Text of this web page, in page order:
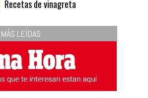
respeta las proporciones.
Recetas de vinagreta
MÁS LEÍDAS